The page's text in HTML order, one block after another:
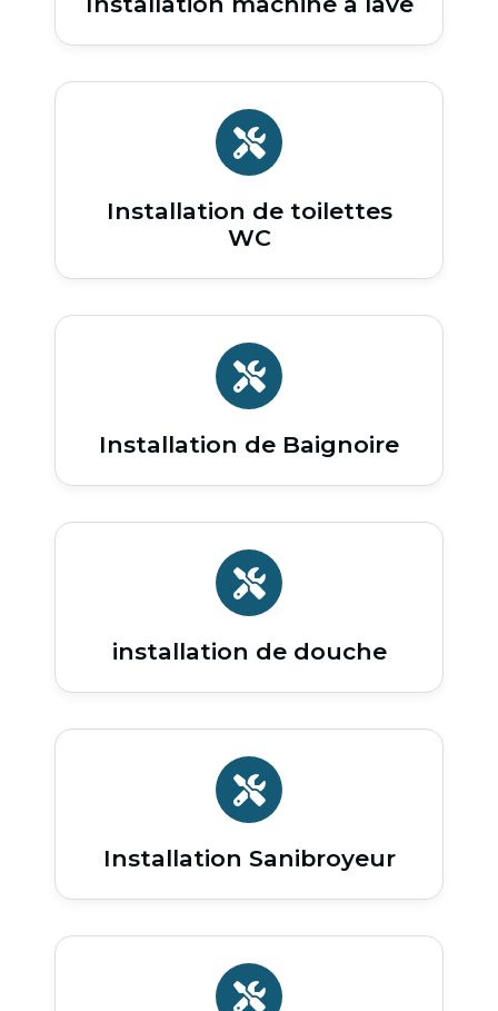
Installation de toilettes
WC
Installation de Baignoire
installation de douche
Installation Sanibroyeur